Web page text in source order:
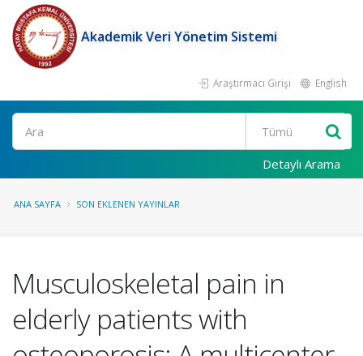
Akademik Veri Yönetim Sistemi
Araştırmacı Girişi English
Ara
Detaylı Arama
ANA SAYFA SON EKLENEN YAYINLAR
Musculoskeletal pain in
elderly patients with